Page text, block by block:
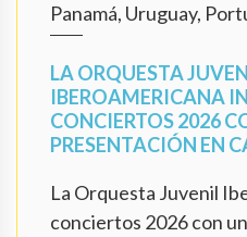
Panamá, Uruguay,
LA ORQUESTA
IBEROAMERICANA
CONCIERTOS 2026
PRESENTACIÓN EN
La Orquesta Juvenil
conciertos 2026 con